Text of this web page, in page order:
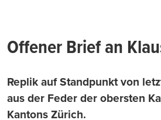
Offener Brief an
Replik auf Standpunkt von
aus der Feder der obersten
Kantons Zürich.